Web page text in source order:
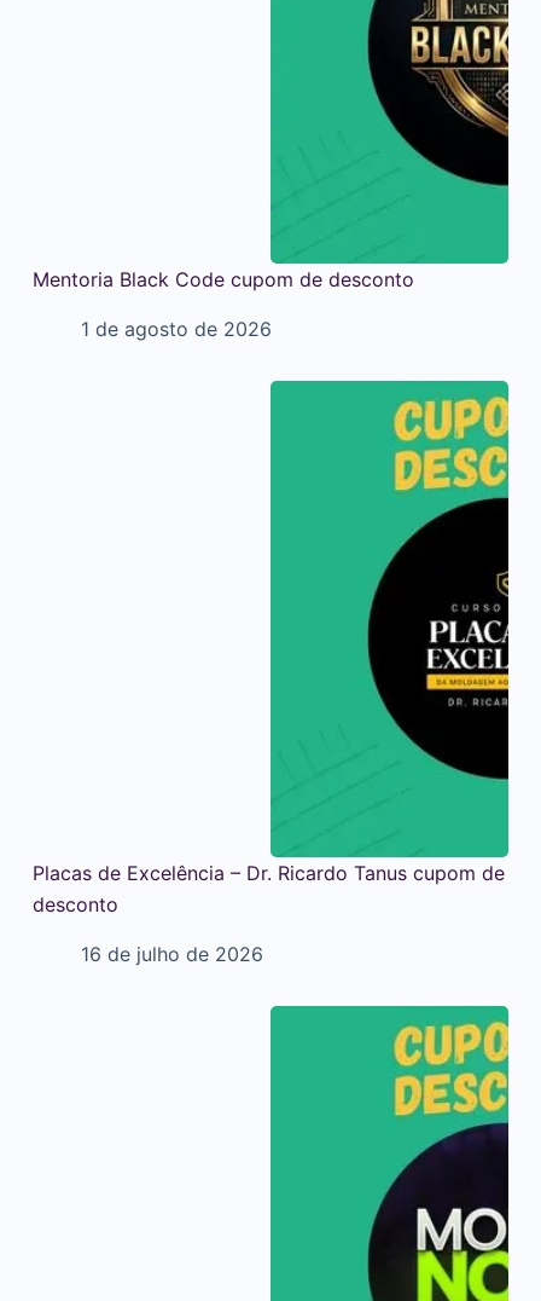
Mentoria Black Code cupom de desconto
1 de agosto de 2026
Placas de Excelência – Dr. Ricardo Tanus cupom de
desconto
16 de julho de 2026